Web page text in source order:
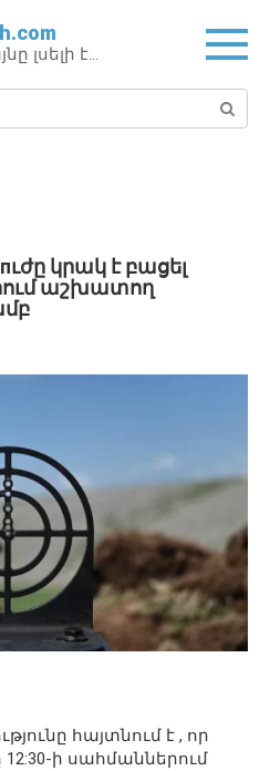
լսելի է…
կրակ է բացել
աշխատող
հայտնում է , որ
ի սահմաններում